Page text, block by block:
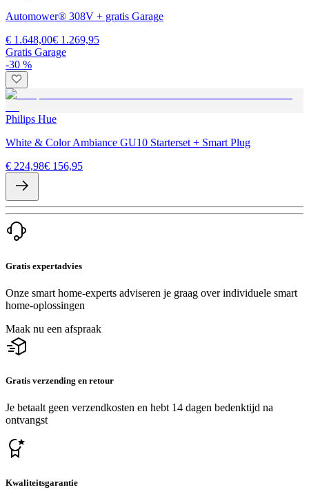
Automower® 308V + gratis Garage
€ 1.648,00€ 1.269,95
Gratis Garage
-30 %
Philips Hue
White & Color Ambiance GU10 Starterset + Smart Plug
€ 224,98€ 156,95
Gratis expertadvies
Onze smart home-experts adviseren je graag over individuele smart
home-oplossingen
Maak nu een afspraak
Gratis verzending en retour
Je betaalt geen verzendkosten en hebt 14 dagen bedenktijd na
ontvangst
Kwaliteitsgarantie